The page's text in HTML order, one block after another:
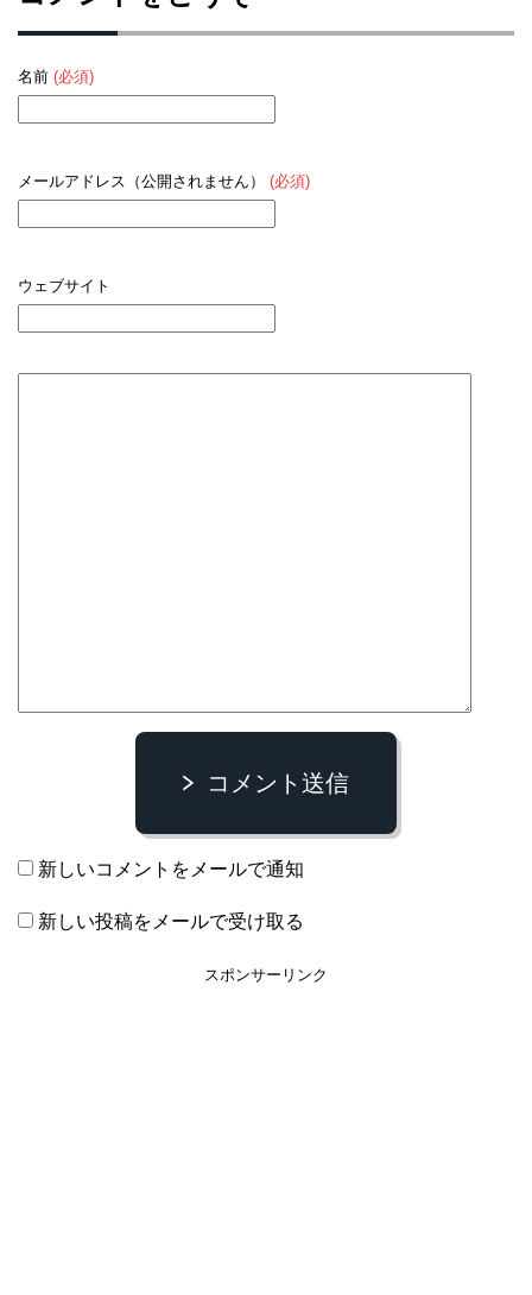
名前 (必須)
メールアドレス（公開されません） (必須)
ウェブサイト
コメント送信
新しいコメントをメールで通知
新しい投稿をメールで受け取る
スポンサーリンク